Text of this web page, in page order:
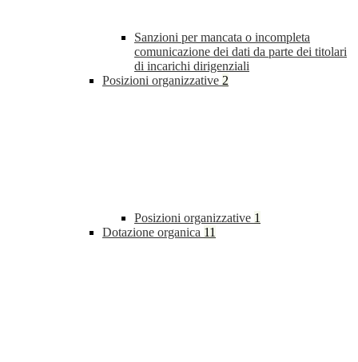
Sanzioni per mancata o incompleta
comunicazione dei dati da parte dei titolari
di incarichi dirigenziali
Posizioni organizzative 2
Posizioni organizzative 1
Dotazione organica 11